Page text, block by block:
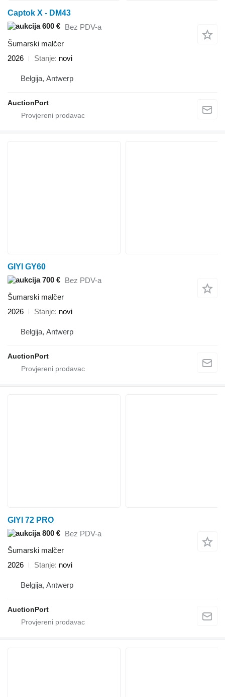
Captok X - DM43
600 € Bez PDV-a
Šumarski malčer
2026
Stanje novi
Belgija, Antwerp
AuctionPort
GIYI GY60
700 € Bez PDV-a
Šumarski malčer
2026
Stanje novi
Belgija, Antwerp
AuctionPort
GIYI 72 PRO
800 € Bez PDV-a
Šumarski malčer
2026
Stanje novi
Belgija, Antwerp
AuctionPort